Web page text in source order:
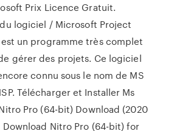
Prix Licence Gratuit.
logiciel / Microsoft Project
est un programme très complet
gérer des projets. Ce logiciel
connu sous le nom de MS
Télécharger et Installer Ms
Pro (64-bit) Download (2020
Nitro Pro (64-bit) for